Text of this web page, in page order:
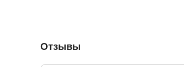
Отзывы